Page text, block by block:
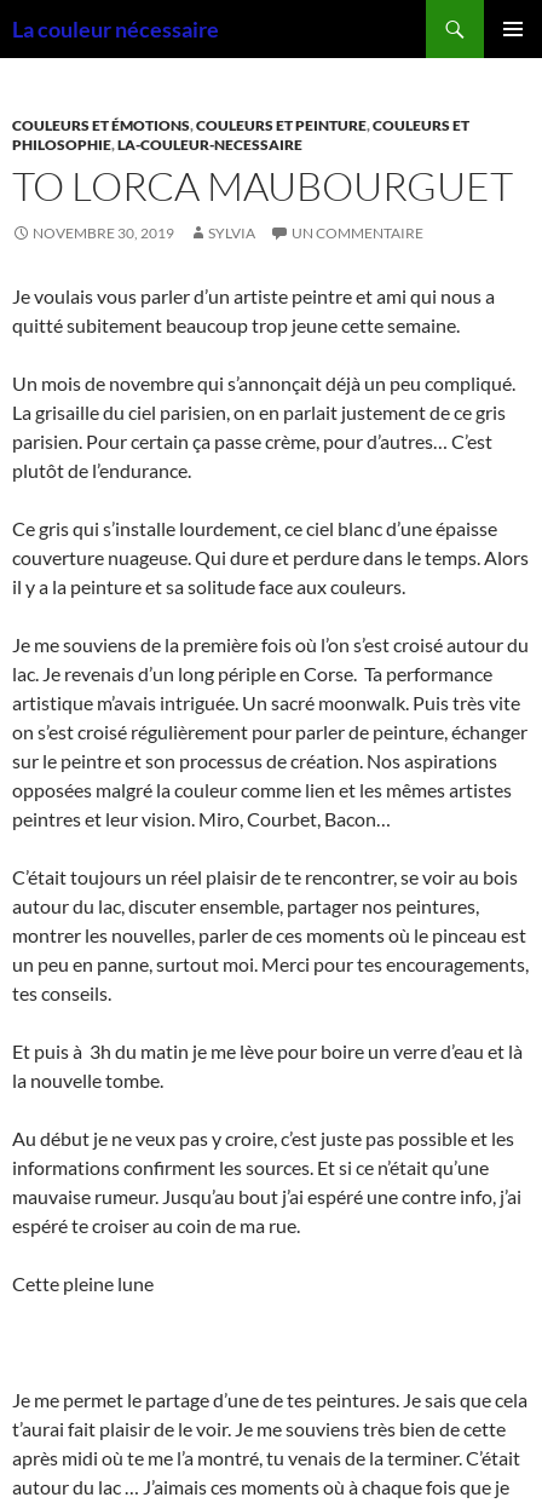
auLa couleur nécessaire
COULEURS ET ÉMOTIONS,COULEURS ET PEINTURE,COULEURS ET
PHILOSOPHIE,LA-COULEUR-NECESSAIRE
TO LORCA MAUBOURGUET
NOVEMBRE 30, 2019 SYLVIA UN COMMENTAIRE
Je voulais vous parler d’un artiste peintre et ami qui nous a
quitté subitement beaucoup trop jeune cette semaine.
Un mois de novembre qui s’annonçait déjà un peu compliqué.
La grisaille du ciel parisien, on en parlait justement de ce gris
parisien. Pour certain ça passe crème, pour d’autres… C’est
plutôt de l’endurance.
Ce gris qui s’installe lourdement, ce ciel blanc d’une épaisse
couverture nuageuse. Qui dure et perdure dans le temps. Alors
il y a la peinture et sa solitude face aux couleurs.
Je me souviens de la première fois où l’on s’est croisé autour du
lac. Je revenais d’un long périple en Corse. Ta performance
artistique m’avais intriguée. Un sacré moonwalk. Puis très vite
on s’est croisé régulièrement pour parler de peinture, échanger
sur le peintre et son processus de création. Nos aspirations
opposées malgré la couleur comme lien et les mêmes artistes
peintres et leur vision. Miro, Courbet, Bacon…
C’était toujours un réel plaisir de te rencontrer, se voir au bois
autour du lac, discuter ensemble, partager nos peintures,
montrer les nouvelles, parler de ces moments où le pinceau est
un peu en panne, surtout moi. Merci pour tes encouragements,
tes conseils.
Et puis à 3h du matin je me lève pour boire un verre d’eau et là
la nouvelle tombe.
Au début je ne veux pas y croire, c’est juste pas possible et les
informations confirment les sources. Et si ce n’était qu’une
mauvaise rumeur. Jusqu’au bout j’ai espéré une contre info, j’ai
espéré te croiser au coin de ma rue.
Cette pleine lune
Je me permet le partage d’une de tes peintures. Je sais que cela
t’aurai fait plaisir de le voir. Je me souviens très bien de cette
après midi où te me l’a montré, tu venais de la terminer. C’était
autour du lac … J’aimais ces moments où à chaque fois que je